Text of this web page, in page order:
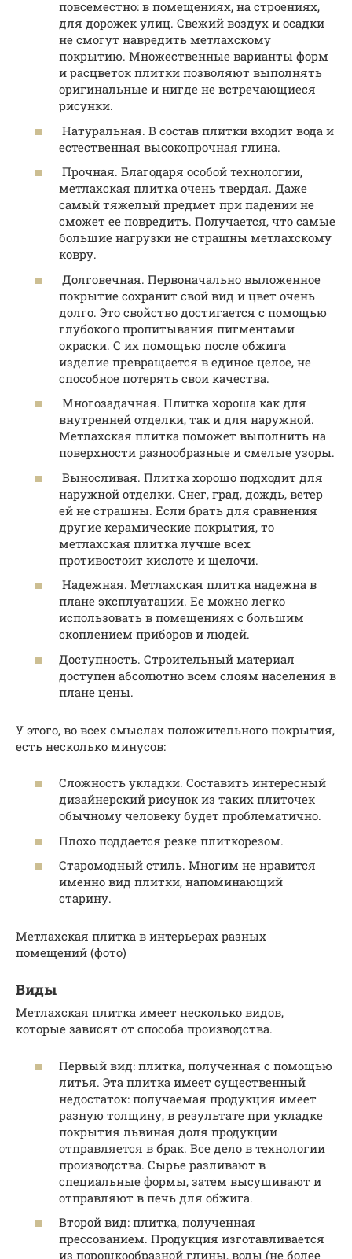
повсеместно: в помещениях, на строениях,
для дорожек улиц. Свежий воздух и осадки
не смогут навредить метлахскому
покрытию. Множественные варианты форм
и расцветок плитки позволяют выполнять
оригинальные и нигде не встречающиеся
рисунки.
Натуральная. В состав плитки входит вода и
естественная высокопрочная глина.
Прочная. Благодаря особой технологии,
метлахская плитка очень твердая. Даже
самый тяжелый предмет при падении не
сможет ее повредить. Получается, что самые
большие нагрузки не страшны метлахскому
ковру.
Долговечная. Первоначально выложенное
покрытие сохранит свой вид и цвет очень
долго. Это свойство достигается с помощью
глубокого пропитывания пигментами
окраски. С их помощью после обжига
изделие превращается в единое целое, не
способное потерять свои качества.
Многозадачная. Плитка хороша как для
внутренней отделки, так и для наружной.
Метлахская плитка поможет выполнить на
поверхности разнообразные и смелые узоры.
Выносливая. Плитка хорошо подходит для
наружной отделки. Снег, град, дождь, ветер
ей не страшны. Если брать для сравнения
другие керамические покрытия, то
метлахская плитка лучше всех
противостоит кислоте и щелочи.
Надежная. Метлахская плитка надежна в
плане эксплуатации. Ее можно легко
использовать в помещениях с большим
скоплением приборов и людей.
Доступность. Строительный материал
доступен абсолютно всем слоям населения в
плане цены.
У этого, во всех смыслах положительного покрытия,
есть несколько минусов:
Сложность укладки. Составить интересный
дизайнерский рисунок из таких плиточек
обычному человеку будет проблематично.
Плохо поддается резке плиткорезом.
Старомодный стиль. Многим не нравится
именно вид плитки, напоминающий
старину.
Метлахская плитка в интерьерах разных
помещений (фото)
Виды
Метлахская плитка имеет несколько видов,
которые зависят от способа производства.
Первый вид: плитка, полученная с помощью
литья. Эта плитка имеет существенный
недостаток: получаемая продукция имеет
разную толщину, в результате при укладке
покрытия львиная доля продукции
отправляется в брак. Все дело в технологии
производства. Сырье разливают в
специальные формы, затем высушивают и
отправляют в печь для обжига.
Второй вид: плитка, полученная
прессованием. Продукция изготавливается
из порошкообразной глины, воды (не более